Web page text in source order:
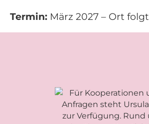
Termin: März 2027 – Ort folgt